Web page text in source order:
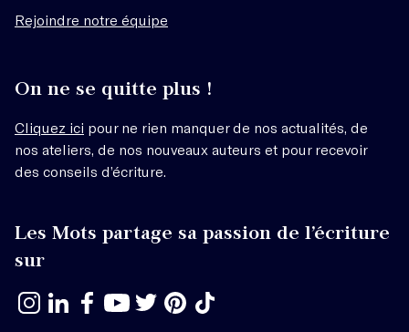
Rejoindre notre équipe
On ne se quitte plus !
Cliquez ici pour ne rien manquer de nos actualités, de
nos ateliers, de nos nouveaux auteurs et pour recevoir
des conseils d’écriture.
Les Mots partage sa passion de l’écriture
sur